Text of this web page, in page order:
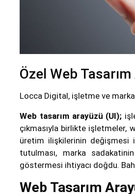
Özel Web
Locca Digital, işletme ve
Web tasarım arayüzü (UI);
çıkmasıyla birlikte işletmeler,
üretim ilişkilerinin değişmesi
tutulması, marka
göstermesi ihtiyacı doğdu.
Web Tasarım